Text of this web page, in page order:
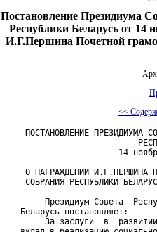
Постановление Президиума
Республики Беларусь от
И.Г.Першина Почетной
<<
ПОСТАНОВЛЕНИЕ ПРЕЗИДИУМА
14
О НАГРАЖДЕНИИ И.Г.ПЕРШИНА
СОБРАНИЯ РЕСПУБЛИКИ
Президиум Совета
Беларусь постановляет:
За заслуги  в